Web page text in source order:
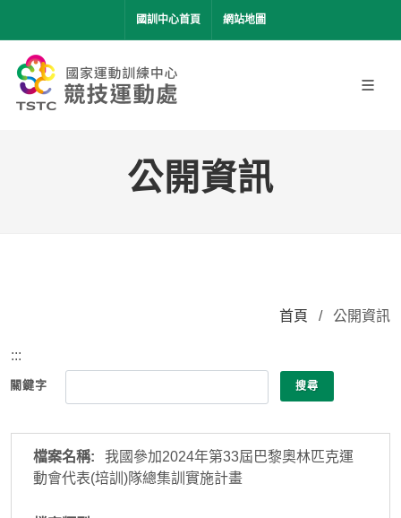
國訓中心首頁 網站地圖
公開資訊
首頁 / 公開資訊
:::
關鍵字
我國參加2024年第33屆巴黎奧林匹克運
動會代表(培訓)隊總集訓實施計畫